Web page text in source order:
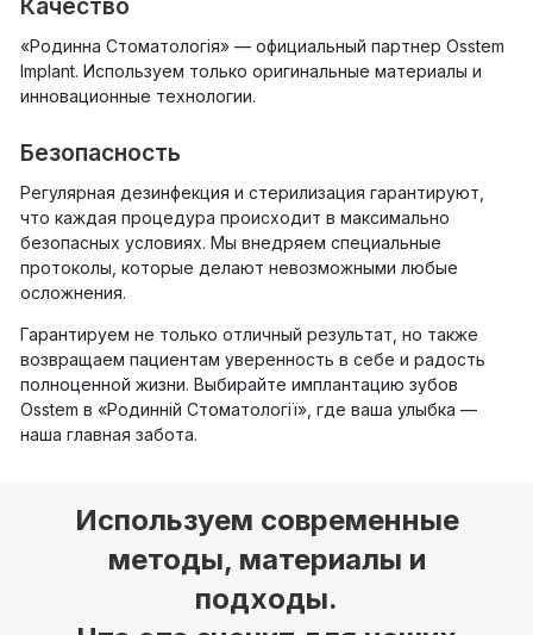
«Родинна Стоматологія» — официальный партнер Osstem
Implant. Используем только оригинальные материалы и
инновационные технологии.
Безопасность
Регулярная дезинфекция и стерилизация гарантируют,
что каждая процедура происходит в максимально
безопасных условиях. Мы внедряем специальные
протоколы, которые делают невозможными любые
осложнения.
Гарантируем не только отличный результат, но также
возвращаем пациентам уверенность в себе и радость
полноценной жизни. Выбирайте имплантацию зубов
Osstem в «Родинній Стоматології», где ваша улыбка —
наша главная забота.
Используем современные
методы, материалы и
подходы.